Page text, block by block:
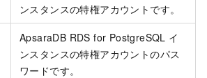
ンスタンスの特権アカウントです。
ApsaraDB RDS for PostgreSQL イ
ンスタンスの特権アカウントのパス
ワードです。